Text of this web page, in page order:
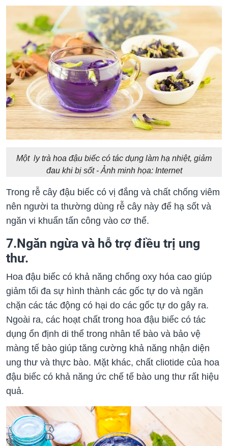
Một ly trà hoa đậu biếc có tác dụng làm hạ nhiệt, giảm
đau khi bị sốt - Ảnh minh họa: Internet
Trong rễ cây đậu biếc có vị đắng và chất chống viêm
nên người ta thường dùng rễ cây này để hạ sốt và
ngăn vi khuẩn tấn công vào cơ thể.
7.Ngăn ngừa và hỗ trợ điều trị ung
thư.
Hoa đậu biếc có khả năng chống oxy hóa cao giúp
giảm tối đa sự hình thành các gốc tự do và ngăn
chặn các tác động có hại do các gốc tự do gây ra.
Ngoài ra, các hoạt chất trong hoa đậu biếc có tác
dụng ổn định di thể trong nhân tế bào và bảo vệ
màng tế bào giúp tăng cường khả năng nhận diện
ung thư và thực bào. Mặt khác, chất cliotide của hoa
đậu biếc có khả năng ức chế tế bào ung thư rất hiệu
quả.